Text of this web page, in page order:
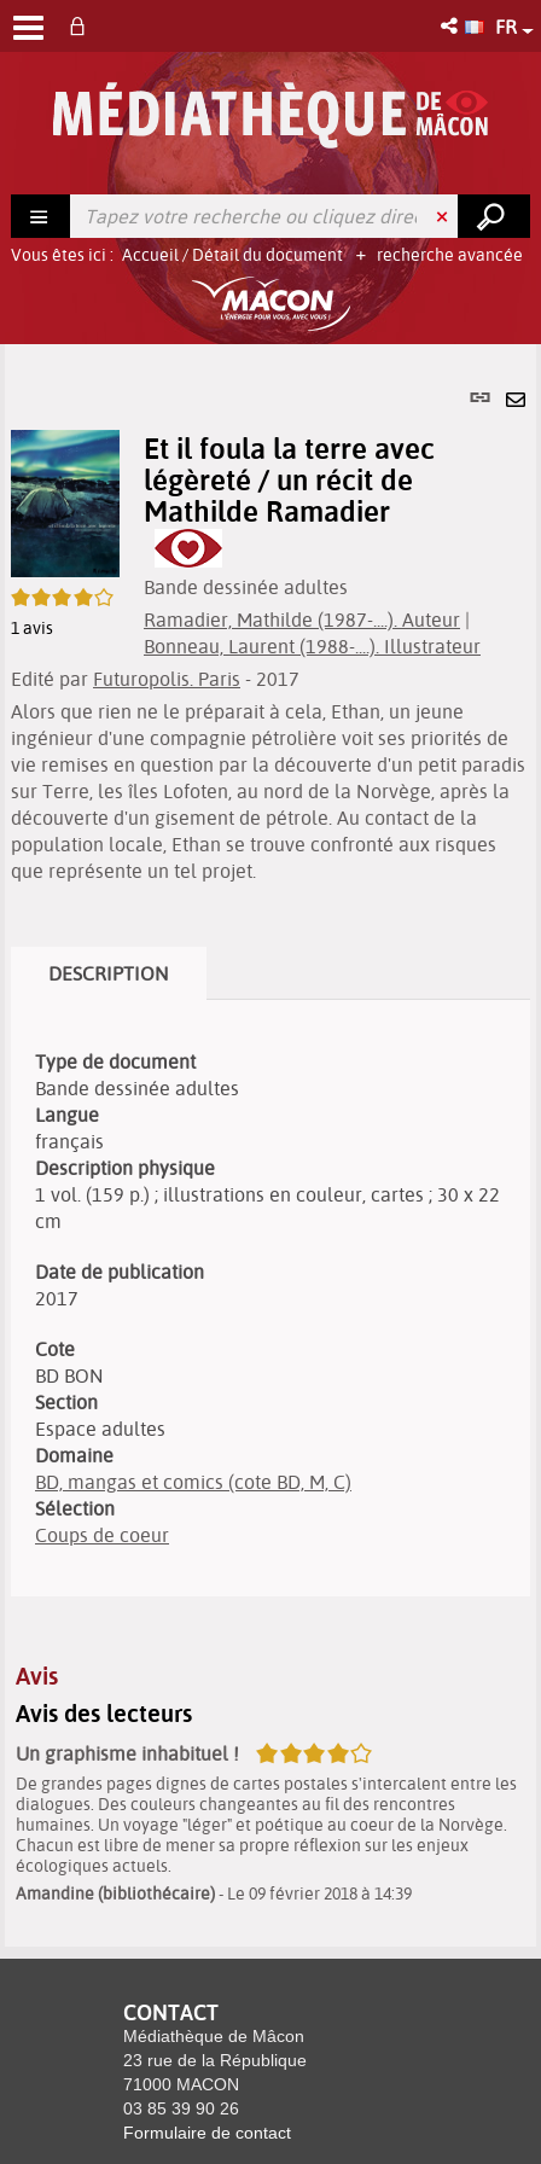
FR
recherche avancée
Vous êtes ici : Accueil/ Détail du document
Lien
4/5
1avis
Et il foula la terre avec
légèreté / un récit de
Mathilde Ramadier
Bande dessinée adultes
Ramadier, Mathilde (1987-....). Auteur |
Bonneau, Laurent (1988-....). Illustrateur
Edité par Futuropolis. Paris - 2017
Alors que rien ne le préparait à cela, Ethan, un jeune
ingénieur d'une compagnie pétrolière voit ses priorités de
vie remises en question par la découverte d'un petit paradis
sur Terre, les îles Lofoten, au nord de la Norvège, après la
découverte d'un gisement de pétrole. Au contact de la
population locale, Ethan se trouve confronté aux risques
que représente un tel projet.
DESCRIPTION
Type de document
Bande dessinée adultes
Langue
français
Description physique
1 vol. (159 p.) ; illustrations en couleur, cartes ; 30 x 22
cm
Date de publication
2017
Cote
BD BON
Section
Espace adultes
Domaine
BD, mangas et comics (cote BD, M, C)
Sélection
Coups de coeur
Avis
Avis des lecteurs
Un graphisme inhabituel ! 4/5
De grandes pages dignes de cartes postales s'intercalent entre les
dialogues. Des couleurs changeantes au fil des rencontres
humaines. Un voyage "léger" et poétique au coeur de la Norvège.
Chacun est libre de mener sa propre réflexion sur les enjeux
écologiques actuels.
Amandine (bibliothécaire)- Le 09 février 2018 à 14:39
CONTACT
Médiathèque de Mâcon
23 rue de la République
71000 MACON
03 85 39 90 26
Formulaire de contact